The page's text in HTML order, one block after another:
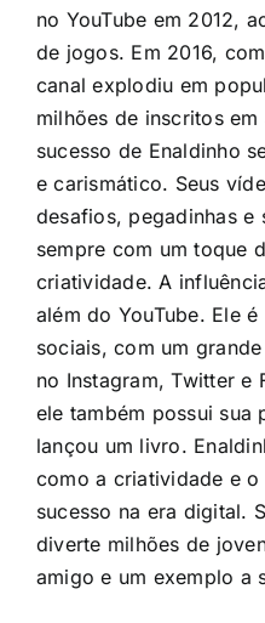
no YouTube em 2012,
de jogos. Em 2016,
canal explodiu em
milhões de inscritos em
sucesso de Enaldinho
e carismático. Seus
desafios, pegadinhas e
sempre com um toque
criatividade. A
além do YouTube. Ele
sociais, com um
no Instagram, Twitter e
ele também possui sua
lançou um livro.
como a criatividade e
sucesso na era digital.
diverte milhões de
amigo e um exemplo a